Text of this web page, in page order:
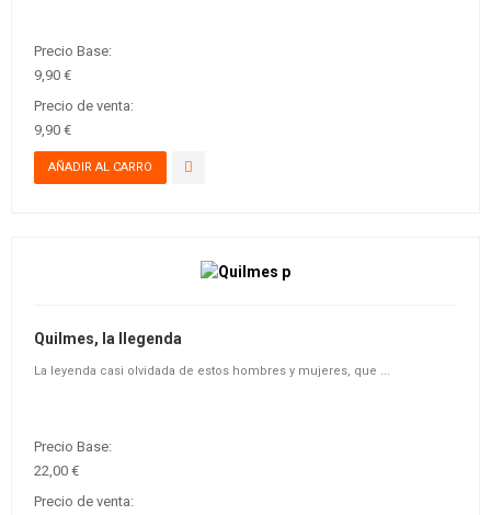
Precio Base:
9,90 €
Precio de venta:
9,90 €
Quilmes, la llegenda
La leyenda casi olvidada de estos hombres y mujeres, que ...
Precio Base:
22,00 €
Precio de venta: